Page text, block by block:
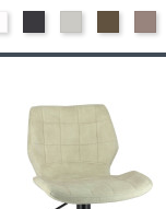
-
Anthracite
-
Gris
-
Tabac
-